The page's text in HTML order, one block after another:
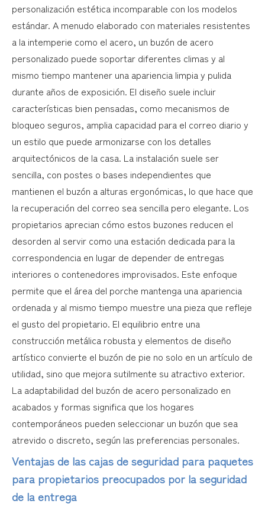
personalización estética incomparable con los modelos
estándar. A menudo elaborado con materiales resistentes
a la intemperie como el acero, un buzón de acero
personalizado puede soportar diferentes climas y al
mismo tiempo mantener una apariencia limpia y pulida
durante años de exposición. El diseño suele incluir
características bien pensadas, como mecanismos de
bloqueo seguros, amplia capacidad para el correo diario y
un estilo que puede armonizarse con los detalles
arquitectónicos de la casa. La instalación suele ser
sencilla, con postes o bases independientes que
mantienen el buzón a alturas ergonómicas, lo que hace que
la recuperación del correo sea sencilla pero elegante. Los
propietarios aprecian cómo estos buzones reducen el
desorden al servir como una estación dedicada para la
correspondencia en lugar de depender de entregas
interiores o contenedores improvisados. Este enfoque
permite que el área del porche mantenga una apariencia
ordenada y al mismo tiempo muestre una pieza que refleje
el gusto del propietario. El equilibrio entre una
construcción metálica robusta y elementos de diseño
artístico convierte el buzón de pie no solo en un artículo de
utilidad, sino que mejora sutilmente su atractivo exterior.
La adaptabilidad del buzón de acero personalizado en
acabados y formas significa que los hogares
contemporáneos pueden seleccionar un buzón que sea
atrevido o discreto, según las preferencias personales.
Ventajas de las cajas de seguridad para paquetes
para propietarios preocupados por la seguridad
de la entrega